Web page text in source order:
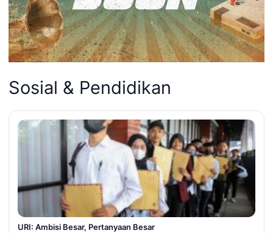
Sosial & Pendidikan
URI: Ambisi Besar, Pertanyaan Besar